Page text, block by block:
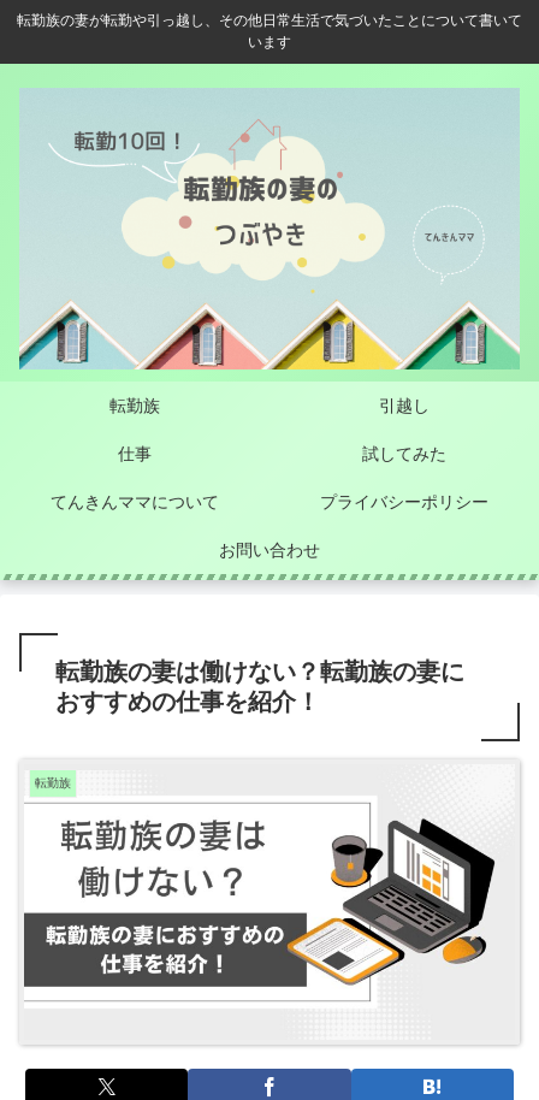
転勤族の妻が転勤や引っ越し、その他日常生活で気づいたことについて書いて
います
転勤族 引越し
仕事 試してみた
てんきんママについて プライバシーポリシー
お問い合わせ
転勤族の妻は働けない？転勤族の妻に
おすすめの仕事を紹介！
転勤族